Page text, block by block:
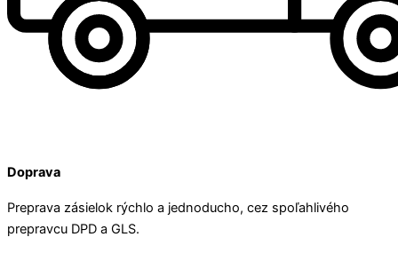
Doprava
Preprava zásielok rýchlo a jednoducho, cez spoľahlivého
prepravcu DPD a GLS.